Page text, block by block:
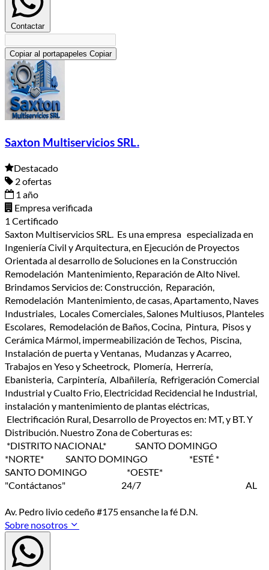
Contactar
Copiar al portapapeles Copiar
Saxton Multiservicios SRL.
Destacado
2 ofertas
1 año
Empresa verificada
1 Certificado
Saxton Multiservicios SRL. Es una empresa especializada en
Ingeniería Civil y Arquitectura, en Ejecución de Proyectos
Orientada al desarrollo de Soluciones en la Construcción
Remodelación Mantenimiento, Reparación de Alto Nivel.
Brindamos Servicios de: Construcción, Reparación,
Remodelación Mantenimiento, de casas, Apartamento, Naves
Industriales, Locales Comerciales, Salones Multiusos, Planteles
Escolares, Remodelación de Baños, Cocina, Pintura, Pisos y
Cerámica Mármol, impermeabilización de Techos, Piscina,
Instalación de puerta y Ventanas, Mudanzas y Acarreo,
Trabajos en Yeso y Scheetrock, Plomería, Herrería,
Ebanisteria, Carpintería, Albañilería, Refrigeración Comercial
Industrial y Cualto Frio, Electricidad Recidencial he Industrial,
instalación y mantenimiento de plantas eléctricas,
Electrificación Rural, Desarrollo de Proyectos en: MT, y BT. Y
Distribución. Nuestro Zona de Coberturas es:
*DISTRITO NACIONAL* SANTO DOMINGO
*NORTE* SANTO DOMINGO *ESTÉ *
SANTO DOMINGO *OESTE*
"Contáctanos" 24/7 AL
Av. Pedro livio cedeño #175 ensanche la fé D.N.
Sobre nosotros